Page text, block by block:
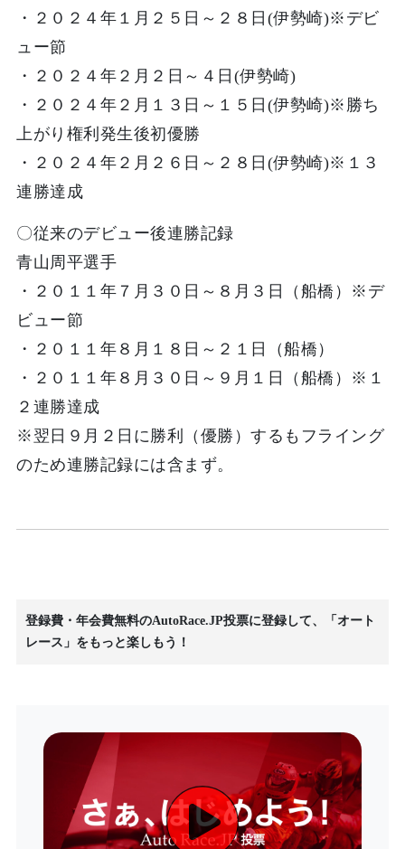
・２０２４年１月２５日～２８日(伊勢崎)※デビ
ュー節
・２０２４年２月２日～４日(伊勢崎)
・２０２４年２月１３日～１５日(伊勢崎)※勝ち
上がり権利発生後初優勝
・２０２４年２月２６日～２８日(伊勢崎)※１３
連勝達成
〇従来のデビュー後連勝記録
青山周平選手
・２０１１年７月３０日～８月３日（船橋）※デ
ビュー節
・２０１１年８月１８日～２１日（船橋）
・２０１１年８月３０日～９月１日（船橋）※１
２連勝達成
※翌日９月２日に勝利（優勝）するもフライング
のため連勝記録には含まず。
登録費・年会費無料のAutoRace.JP投票に登録して、「オート
レース」をもっと楽しもう！